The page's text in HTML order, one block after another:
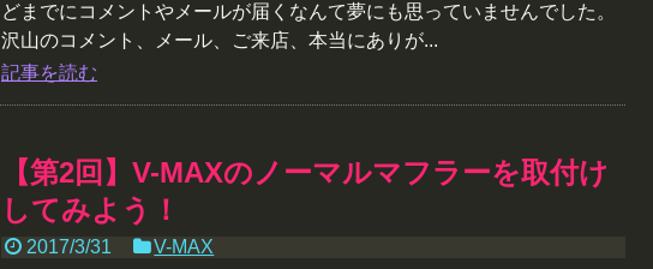
どまでにコメントやメールが届くなんて夢にも思っていませんでした。
沢山のコメント、メール、ご来店、本当にありが...
記事を読む
【第2回】V-MAXのノーマルマフラーを取付け
してみよう！
2017/3/31
V-MAX